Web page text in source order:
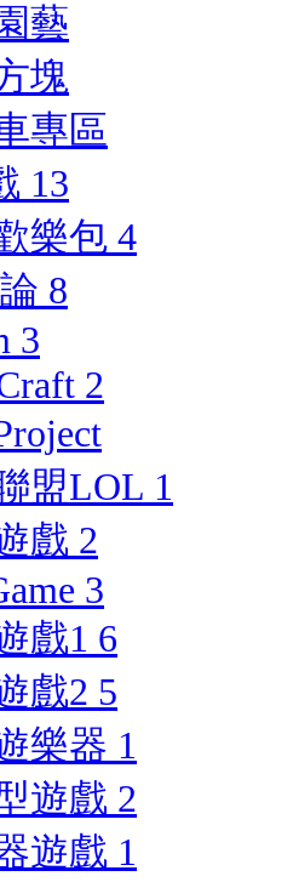
藝
塊
專區
13
樂包 4
8
3
2
盟LOL 1
戲 2
3
戲1 6
戲2 5
樂器 1
遊戲 2
遊戲 1